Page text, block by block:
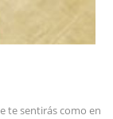
te sentirás como en